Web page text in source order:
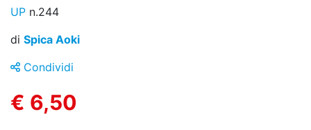
UP n.244
di Spica Aoki
Condividi
€ 6,50